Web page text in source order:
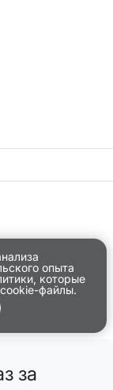
опыта
которые
файлы.
за